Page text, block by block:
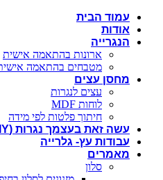
עמוד הבית
אודות
הנגרייה
ארונות בהתאמה אישית
מטבחים בהתאמה
מחסן עצים
עצים לנגרות
לוחות MDF
חיתוך פלטות לפי מידה
עשה זאת בעצמך נגרות (DIY)
עבודות עץ- גלרייה
מאמרים
סלון